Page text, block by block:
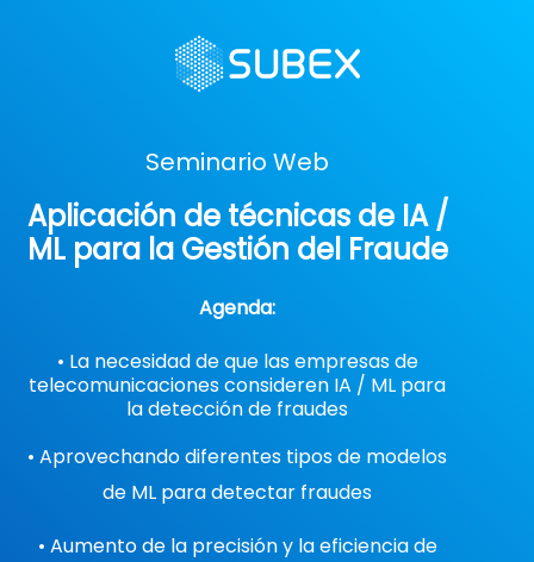
Seminario Web
Aplicación de técnicas de IA /
ML para la Gestión del Fraude
Agenda:
• La necesidad de que las empresas de
telecomunicaciones consideren IA / ML para
la detección de fraudes
• Aprovechando diferentes tipos de modelos
de ML para detectar fraudes
• Aumento de la precisión y la eficiencia de